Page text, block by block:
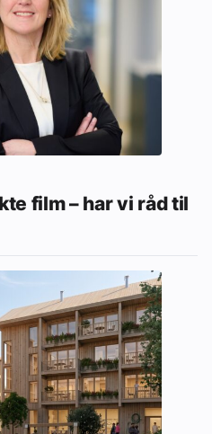
film – har vi råd til